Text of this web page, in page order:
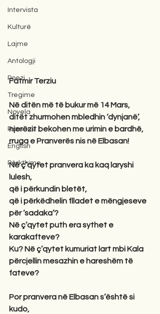
Intervista
Kulturë
Lajme
Antologji
Poezi
Tregime
Novela
Romane
English
Përkthime
Fatmir Terziu
Në ditën më të bukur më 14 Mars,
ditët zhurmohen mbledhin ‘dynjanë’,
njerëzit bekohen me urimin e bardhë,
rruga e Pranverës nis në Elbasan!
Në ç’qytet pranvera ka kaq laryshi
lulesh,
që i përkundin bletët,
që i përkëdhelin flladet e mëngjeseve
për ‘sadaka’?
Në ç’qytet puth era sythet e
karakafteve?
Ku? Në ç’qytet kumuriat lart mbi Kala
përcjellin mesazhin e hareshëm të
fateve?
Por pranvera në Elbasan s’është si
kudo,